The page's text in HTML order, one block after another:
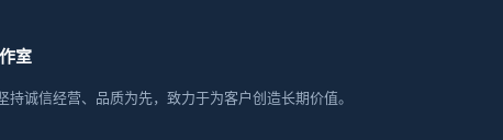
室
持诚信经营、品质为先，致力于为客户创造长期价值。